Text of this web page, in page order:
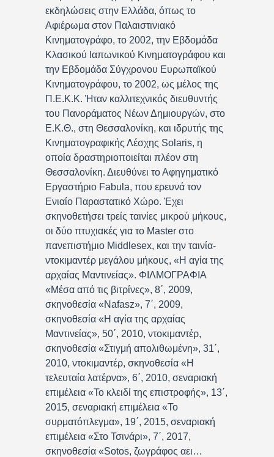
εκδηλώσεις στην Ελλάδα, όπως το
Αφιέρωμα στον Παλαιστινιακό
Κινηματογράφο, το 2002, την Εβδομάδα
Κλασικού Ιαπωνικού Κινηματογράφου και
την Εβδομάδα Σύγχρονου Ευρωπαϊκού
Κινηματογράφου, το 2002, ως μέλος της
Π.Ε.Κ.Κ. Ήταν καλλιτεχνικός διευθυντής
του Πανοράματος Νέων Δημιουργών, στο
Ε.Κ.Θ., στη Θεσσαλονίκη, και ιδρυτής της
Κινηματογραφικής Λέσχης Solaris, η
οποία δραστηριοποιείται πλέον στη
Θεσσαλονίκη. Διευθύνει το Αφηγηματικό
Εργαστήριο Fabula, που ερευνά τον
Ενιαίο Παραστατικό Χώρο. Έχει
σκηνοθετήσει τρείς ταινίες μικρού μήκους,
οι δύο πτυχιακές για το Master στο
πανεπιστήμιο Middlesex, και την ταινία-
ντοκιμαντέρ μεγάλου μήκους, «Η αγία της
αρχαίας Μαντινείας». ΦΙΛΜΟΓΡΑΦΙΑ
«Μέσα από τις βιτρίνες», 8΄, 2009,
σκηνοθεσία «Nafasz», 7΄, 2009,
σκηνοθεσία «Η αγία της αρχαίας
Μαντινείας», 50΄, 2010, ντοκιμαντέρ,
σκηνοθεσία «Στιγμή απολιθωμένη», 31΄,
2010, ντοκιμαντέρ, σκηνοθεσία «Η
τελευταία λατέρνα», 6΄, 2010, σεναριακή
επιμέλεια «Το κλειδί της επιστροφής», 13΄,
2015, σεναριακή επιμέλεια «Το
συρματόπλεγμα», 19΄, 2015, σεναριακή
επιμέλεια «Στο Τσινάρι», 7΄, 2017,
σκηνοθεσία «Sotos, ζωγράφος αει…